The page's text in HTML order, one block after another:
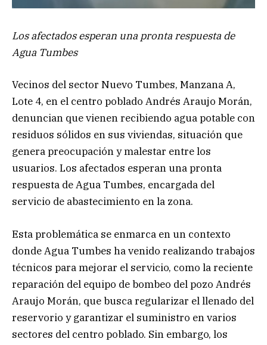
Los afectados esperan una pronta respuesta de
Agua Tumbes
Vecinos del sector Nuevo Tumbes, Manzana A,
Lote 4, en el centro poblado Andrés Araujo Morán,
denuncian que vienen recibiendo agua potable con
residuos sólidos en sus viviendas, situación que
genera preocupación y malestar entre los
usuarios. Los afectados esperan una pronta
respuesta de Agua Tumbes, encargada del
servicio de abastecimiento en la zona.
Esta problemática se enmarca en un contexto
donde Agua Tumbes ha venido realizando trabajos
técnicos para mejorar el servicio, como la reciente
reparación del equipo de bombeo del pozo Andrés
Araujo Morán, que busca regularizar el llenado del
reservorio y garantizar el suministro en varios
sectores del centro poblado. Sin embargo, los